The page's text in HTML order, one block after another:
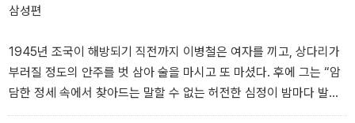
라도 누군가는 반드시 해야 할 일이자, 기자의 소명이라고 확신했다.
삼성편
1945년 조국이 해방되기 직전까지 이병철은 여자를 끼고, 상다리가
부러질 정도의 안주를 벗 삼아 술을 마시고 또 마셨다. 후에 그는 “암
담한 정세 속에서 찾아드는 말할 수 없는 허전한 심정이 밤마다 발길
을 주석으로 돌리게 했을 뿐이다”라고 회고했는데, 암담한 정세 속에